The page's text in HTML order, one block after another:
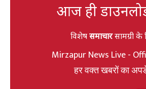
आज ही
विशेषसमाचारसामग्री के
Mirzapur News Live -
हर वक्त खबरों का